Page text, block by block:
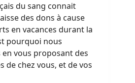
du sang connait
des dons à cause
en vacances durant la
pourquoi nous
vous proposant des
de chez vous, et de vos